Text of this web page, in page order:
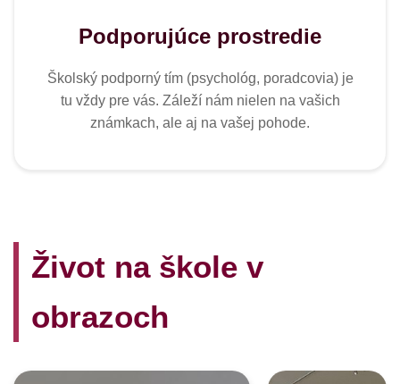
Podporujúce prostredie
Školský podporný tím (psychológ, poradcovia) je
tu vždy pre vás. Záleží nám nielen na vašich
známkach, ale aj na vašej pohode.
Život na škole v
obrazoch